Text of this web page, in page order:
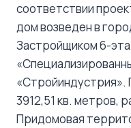
соответствии
дом возведен в
Застройщиком 6-
3912,51 кв. метров,
Придомовая